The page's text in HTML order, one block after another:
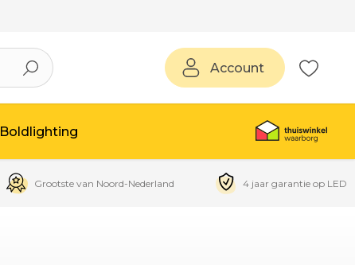
Account
Boldlighting
Grootste van Noord-Nederland 4 jaar garantie op LED